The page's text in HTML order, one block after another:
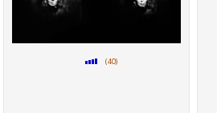
(40)